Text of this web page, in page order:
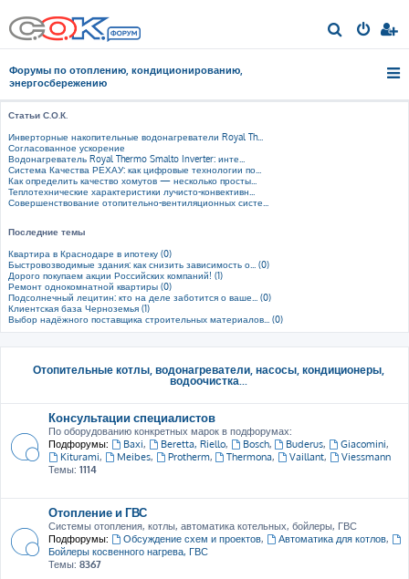
о
Форумы по отоплению, кондиционированию,
энергосбережению
Статьи С.О.К.
Инверторные накопительные водонагреватели Royal Th...
Согласованное ускорение
Водонагреватель Royal Thermo Smalto Inverter: инте...
Система Качества РЕХАУ: как цифровые технологии по...
Как определить качество хомутов — несколько просты...
Теплотехнические характеристики лучисто-конвективн...
Совершенствование отопительно-вентиляционных систе...
Последние темы
Квартира в Краснодаре в ипотеку (0)
Быстровозводимые здания: как снизить зависимость о... (0)
Дорого покупаем акции Российских компаний! (1)
Ремонт однокомнатной квартиры (0)
Подсолнечный лецитин: кто на деле заботится о ваше... (0)
Клиентская база Черноземья (1)
Выбор надёжного поставщика строительных материалов... (0)
Отопительные котлы, водонагреватели, насосы, кондиционеры,
водоочистка...
Консультации специалистов
По оборудованию конкретных марок в подфорумах:
Подфорумы:
Baxi, Beretta, Riello, Bosch, Buderus, Giacomini,
Kiturami, Meibes, Protherm, Thermona, Vaillant,
Viessmann
Темы: 1114
Отопление и ГВС
Системы отопления, котлы, автоматика котельных, бойлеры, ГВС
Подфорумы:
Обсуждение схем и проектов, Автоматика для котлов,
Бойлеры косвенного нагрева, ГВС
Темы: 8367